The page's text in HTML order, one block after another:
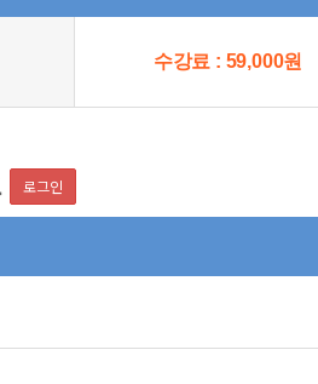
수강료 : 59,000원
로그인